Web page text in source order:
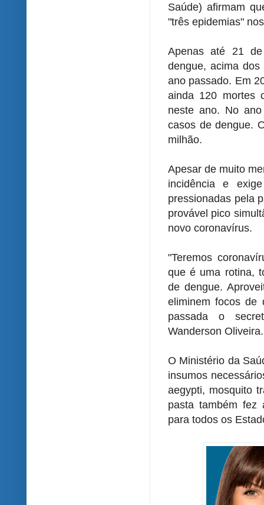
Saúde) afirmam
"três epidemias"
Apenas até 21
dengue, acima
ano passado. Em
ainda 120 mortes
neste ano. No
casos de dengue.
milhão.
Apesar de muito
incidência e
pressionadas pela
provável pico
novo coronavírus.
"Teremos
que é uma rotina,
de dengue.
eliminem focos de
passada o
Wanderson Oliveira.
O Ministério da
insumos
aegypti, mosquito
pasta também fez
para todos os